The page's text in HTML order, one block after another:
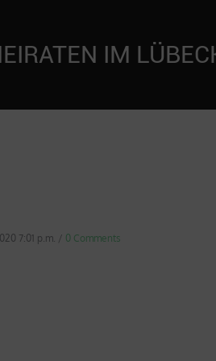
IM
7:01 p.m. / 0 Comments